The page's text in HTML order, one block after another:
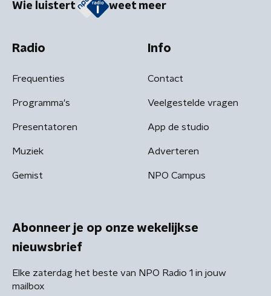
Wie luistert weet meer
Radio
Frequenties
Programma's
Presentatoren
Muziek
Gemist
Info
Contact
Veelgestelde vragen
App de studio
Adverteren
NPO Campus
Abonneer je op onze wekelijkse
nieuwsbrief
Elke zaterdag het beste van NPO Radio 1 in jouw
mailbox